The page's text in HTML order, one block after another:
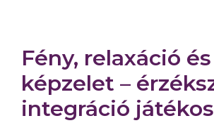
Fény, relaxáció és
képzelet –
integráció